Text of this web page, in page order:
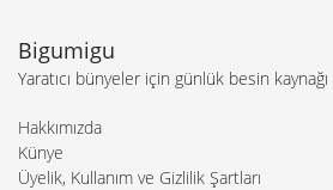
Bigumigu
Yaratıcı bünyeler için günlük besin kaynağı
Hakkımızda
Künye
Üyelik, Kullanım ve Gizlilik Şartları